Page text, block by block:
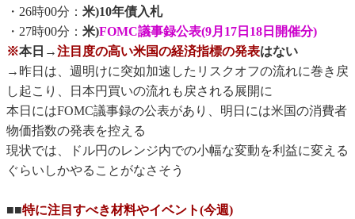
・26時00分： 米)10年債入札
・27時00分： 米)FOMC議事録公表(9月17日18日開催分)
※本日→注目度の高い米国の経済指標の発表はない
→昨日は、週明けに突如加速したリスクオフの流れに巻き戻
し起こり、日本円買いの流れも戻される展開に
本日にはFOMC議事録の公表があり、明日には米国の消費者
物価指数の発表を控える
現状では、ドル円のレンジ内での小幅な変動を利益に変える
ぐらいしかやることがなさそう
■■特に注目すべき材料やイベント(今週)